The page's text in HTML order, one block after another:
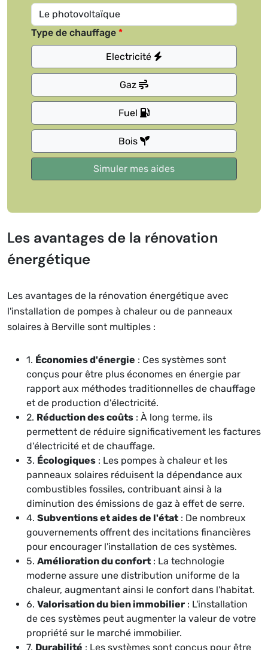
Type de chauffage
Electricité
Gaz
Fuel
Bois
Les avantages de la rénovation
énergétique
Les avantages de la rénovation énergétique avec
l'installation de pompes à chaleur ou de panneaux
solaires à Berville sont multiples :
1. Économies d'énergie : Ces systèmes sont
conçus pour être plus économes en énergie par
rapport aux méthodes traditionnelles de chauffage
et de production d'électricité.
2. Réduction des coûts : À long terme, ils
permettent de réduire significativement les factures
d'électricité et de chauffage.
3. Écologiques : Les pompes à chaleur et les
panneaux solaires réduisent la dépendance aux
combustibles fossiles, contribuant ainsi à la
diminution des émissions de gaz à effet de serre.
4. Subventions et aides de l'état : De nombreux
gouvernements offrent des incitations financières
pour encourager l'installation de ces systèmes.
5. Amélioration du confort : La technologie
moderne assure une distribution uniforme de la
chaleur, augmentant ainsi le confort dans l'habitat.
6. Valorisation du bien immobilier : L'installation
de ces systèmes peut augmenter la valeur de votre
propriété sur le marché immobilier.
7. Durabilité : Les systèmes sont conçus pour être